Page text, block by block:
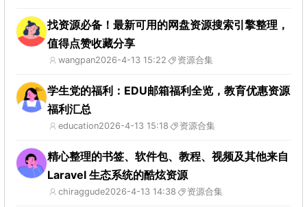
找资源必备！最新可用的网盘资源搜索引擎整理，
值得点赞收藏分享
wangpan2026-4-13 15:22 资源合集
学生党的福利：EDU邮箱福利全览，教育优惠资源
福利汇总
education2026-4-13 15:18 资源合集
精心整理的书签、软件包、教程、视频及其他来自
Laravel 生态系统的酷炫资源
chiraggude2026-4-13 14:38 资源合集